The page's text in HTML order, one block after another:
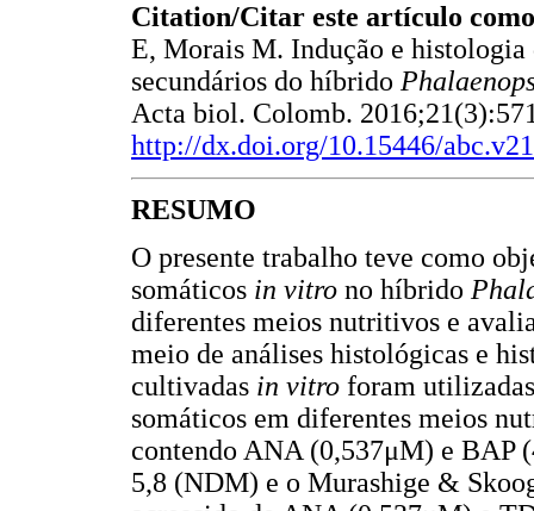
Citation/Citar este artículo
E, Morais M. Indução e
secundários do híbrido
Acta biol. Colomb.
http://dx.doi.org/10.15446/
RESUMO
O presente trabalho teve como
somáticos in vitro no híbrido
diferentes meios nutritivos e
meio de análises histológicas e
cultivadas in vitro foram
somáticos em diferentes meios
contendo ANA (0,537μM) e BAP
5,8 (NDM) e o Murashige &